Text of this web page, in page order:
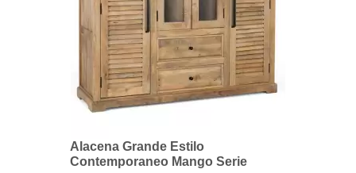
Alacena Grande Estilo
Contemporaneo Mango Serie